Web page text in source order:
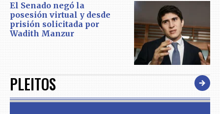
El Senado negó la
posesión virtual y desde
prisión solicitada por
Wadith Manzur
PLEITOS